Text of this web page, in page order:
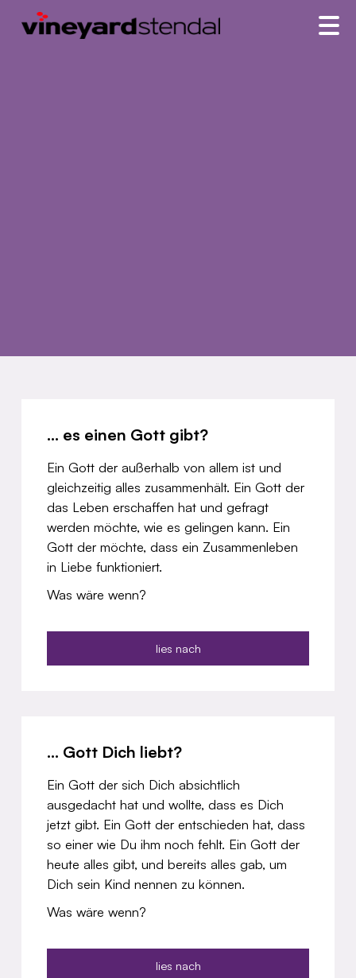
... es einen Gott gibt?
Ein Gott der außerhalb von allem ist und
gleichzeitig alles zusammenhält. Ein Gott der
das Leben erschaffen hat und gefragt
werden möchte, wie es gelingen kann. Ein
Gott der möchte, dass ein Zusammenleben
in Liebe funktioniert.
Was wäre wenn?
lies nach
... Gott Dich liebt?
Ein Gott der sich Dich absichtlich
ausgedacht hat und wollte, dass es Dich
jetzt gibt. Ein Gott der entschieden hat, dass
so einer wie Du ihm noch fehlt. Ein Gott der
heute alles gibt, und bereits alles gab, um
Dich sein Kind nennen zu können.
Was wäre wenn?
lies nach